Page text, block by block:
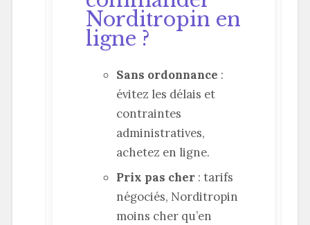
Norditropin en
ligne ?
Sans ordonnance :
évitez les délais et
contraintes
administratives,
achetez en ligne.
Prix pas cher: tarifs
négociés, Norditropin
moins cher qu’en